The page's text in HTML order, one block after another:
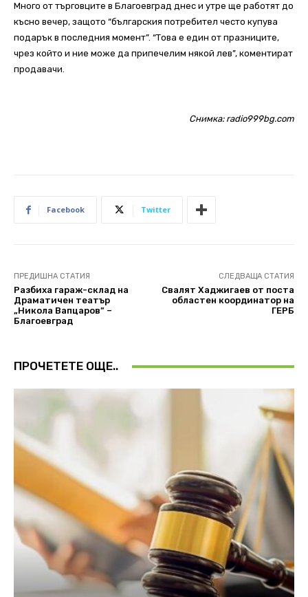
Много от търговците в Благоевград днес и утре ще работят до
късно вечер, защото “българския потребител често купува
подарък в последния момент”. “Това е един от празниците,
чрез който и ние може да припечелим някой лев”, коментират
продавачи.
Снимка: radio999bg.com
Facebook Twitter
ПРЕДИШНА СТАТИЯ
Разбиха гараж-склад на
Драматичен театър
„Никола Вапцаров” –
Благоевград
СЛЕДВАЩА СТАТИЯ
Свалят Хаджигаев от поста
областен координатор на
ГЕРБ
ПРОЧЕТЕТЕ ОЩЕ..